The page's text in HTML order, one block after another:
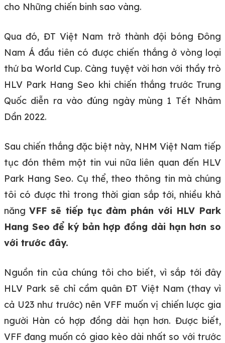
cho Những chiến binh sao vàng.
Qua đó, ĐT Việt Nam trở thành đội bóng Đông
Nam Á đầu tiên có được chiến thắng ở vòng loại
thứ ba World Cup. Càng tuyệt vời hơn với thầy trò
HLV Park Hang Seo khi chiến thắng trước Trung
Quốc diễn ra vào đúng ngày mùng 1 Tết Nhâm
Dần 2022.
Sau chiến thắng đặc biệt này, NHM Việt Nam tiếp
tục đón thêm một tin vui nữa liên quan đến HLV
Park Hang Seo. Cụ thể, theo thông tin mà chúng
tôi có được thì trong thời gian sắp tới, nhiều khả
năngVFF sẽ tiếp tục đàm phán với HLV Park
Hang Seo để ký bản hợp đồng dài hạn hơn so
với trước đây.
Nguồn tin của chúng tôi cho biết, vì sắp tới đây
HLV Park sẽ chỉ cầm quân ĐT Việt Nam (thay vì
cả U23 như trước) nên VFF muốn vị chiến lược gia
người Hàn có hợp đồng dài hạn hơn. Được biết,
VFF đang muốn có giao kèo dài nhất so với trước